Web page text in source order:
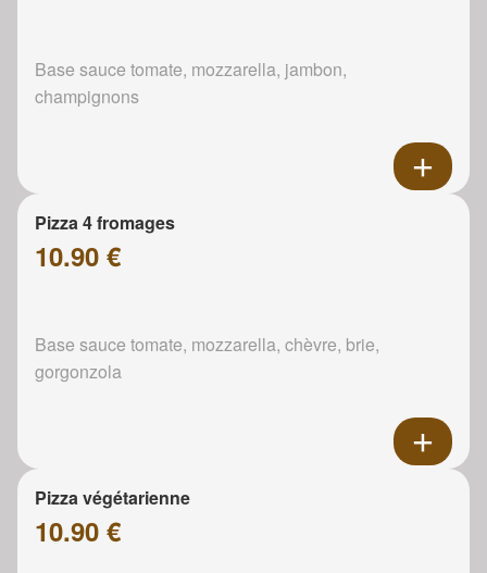
Base sauce tomate, mozzarella, jambon,
champignons
Pizza 4 fromages
10.90 €
Base sauce tomate, mozzarella, chèvre, brie,
gorgonzola
Pizza végétarienne
10.90 €